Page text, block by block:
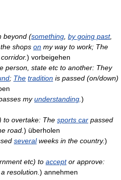
beyond (something by going past,
shops on my way to work; The
) vorbeigehen
person, state etc to another: They
; The tradition is passed (on/down)
myunderstanding )
) to overtake: The sports car passed
road. ) überholen
severalweeks in the country.)
etc) to acceptor approve:
resolution. ) annehmen